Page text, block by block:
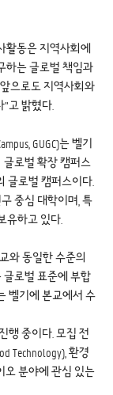
활동은 지역사회에
하는 글로벌 책임과
으로도 지역사회와
고 밝혔다.
GUGC)는 벨기
글로벌 확장 캠퍼스
글로벌 캠퍼스이다.
중심 대학이며, 특
유하고 있다.
와 동일한 수준의
로벌 표준에 부합
벨기에 본교에서 수
행 중이다. 모집 전
Technology), 환경
오 분야에 관심 있는